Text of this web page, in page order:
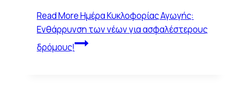
Read MoreΗμέρα Κυκλοφορίας Αγωγής:
Ενθάρρυνση των νέων για ασφαλέστερους
δρόμους!